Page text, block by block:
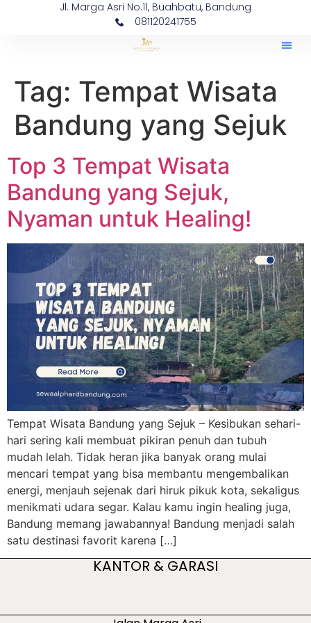
Jl. Marga Asri No.11, Buahbatu, Bandung
081120241755
Tag: Tempat Wisata
Bandung yang Sejuk
Top 3 Tempat Wisata
Bandung yang Sejuk,
Nyaman untuk Healing!
Tempat Wisata Bandung yang Sejuk – Kesibukan sehari-
hari sering kali membuat pikiran penuh dan tubuh
mudah lelah. Tidak heran jika banyak orang mulai
mencari tempat yang bisa membantu mengembalikan
energi, menjauh sejenak dari hiruk pikuk kota, sekaligus
menikmati udara segar. Kalau kamu ingin healing juga,
Bandung memang jawabannya! Bandung menjadi salah
satu destinasi favorit karena […]
KANTOR & GARASI